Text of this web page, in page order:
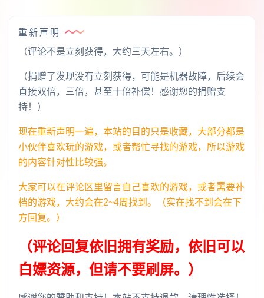
重新声明
（评论不是立刻获得，大约三天左右。）
（捐赠了发现没有立刻获得，可能是机器故障，后续会
直接双倍，三倍，甚至十倍补偿！感谢您的捐赠支
持！）
现在重新声明一遍，本站的目的只是收藏，大部分都是
小伙伴喜欢玩的游戏，或者帮忙寻找的游戏，所以游戏
的内容针对性比较强。
大家可以在评论区里留言自己喜欢的游戏，或者需要补
档的游戏，大约会在2~4周找到。（实在找不到会在下
方回复。）
（评论回复依旧拥有奖励，依旧可以
白嫖资源，但请不要刷屏。）